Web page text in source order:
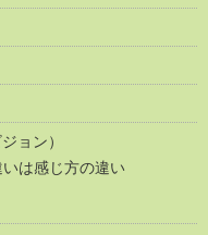
ョン）
は感じ方の違い